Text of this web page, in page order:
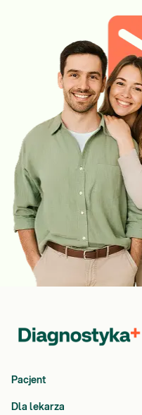
Pacjent
Dla lekarza